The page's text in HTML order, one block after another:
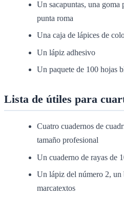
Un sacapuntas, una goma
punta roma
Una caja de lápices de
Un lápiz adhesivo
Un paquete de 100 hojas
Lista de útiles para
Cuatro cuadernos de
tamaño profesional
Un cuaderno de rayas de
Un lápiz del número 2,
marcatextos